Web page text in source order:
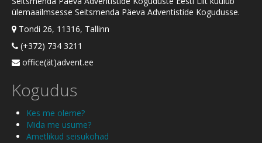
ülemaailmsesse Seitsmenda Päeva Adventistide Kogudusse.
Tondi 26, 11316, Tallinn
(+372) 734 3211
office(ät)advent.ee
Kogudus
Kes me oleme?
Mida me usume?
Ametlikud seisukohad